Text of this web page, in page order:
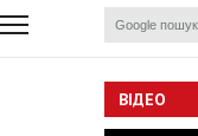
ВІДЕО